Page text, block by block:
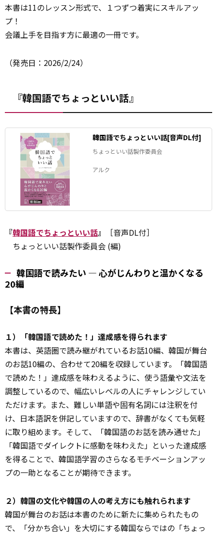
本書は11のレッスン形式で、１つずつ着実にスキルアッ
プ！
会議上手を目指す方に最適の一冊です。
（発売日：2026/2/24）
『韓国語でちょっといい話』
韓国語でちょっといい話[音声DL付]
ちょっといい話製作委員会
アルク
『韓国語でちょっといい話』
［音声DL付］
ちょっといい話製作委員会 (編)
韓国語で読みたい ― 心がじんわりと温かくなる
20編
【本書の特長】
１）「韓国語で読めた！」達成感を得られます
本書は、英語圏で読み継がれているお話10編、韓国が舞台
のお話10編の、合わせて20編を収録しています。「韓国語
で読めた！」達成感を味わえるように、使う語彙や文法を
調整しているので、幅広いレベルの人にチャレンジしてい
ただけます。また、難しい単語や固有名詞には注釈を付
け、日本語訳を併記していますので、辞書がなくても気軽
に取り組めます。そして、「韓国語のお話を読み通せた」
「韓国語でダイレクトに感動を味わえた」といった達成感
を得ることで、韓国語学習のさらなるモチベーションアッ
プの一助となることが期待できます。
２）韓国の文化や韓国の人の考え方にも触れられます
韓国が舞台のお話は本書のために新たに集められたもの
で、「分かち合い」を大切にする韓国ならではの「ちょっ